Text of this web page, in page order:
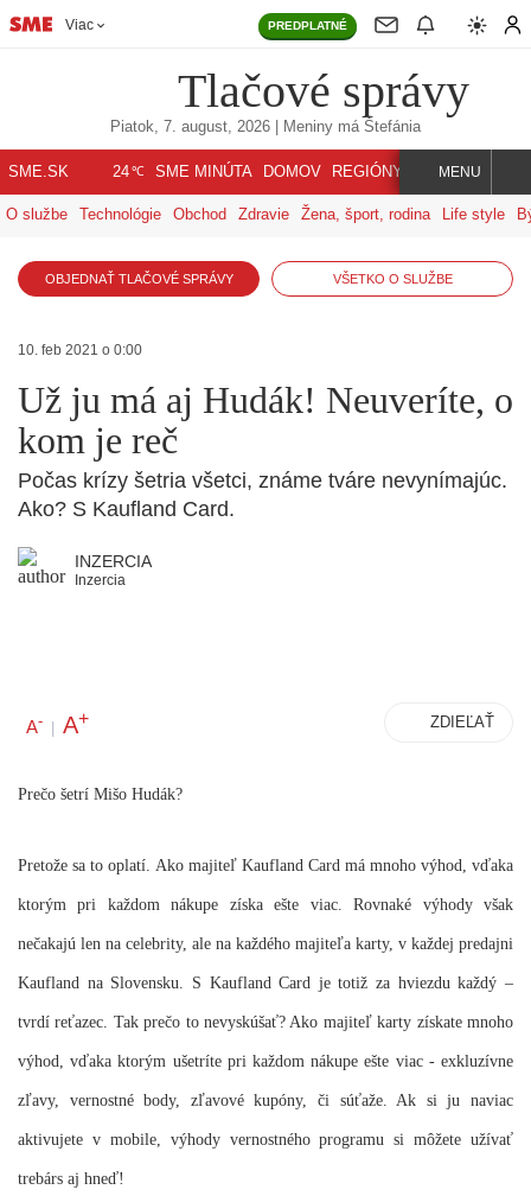
Viac PREDPLATNÉ
Tlačové správy
Piatok, 7. august, 2026 | Meniny má Štefánia
SME.SK 24℃ SME MINÚTA DOMOV REGIÓNY INDEX SVET
MENU
O službe Technológie Obchod Zdravie Žena, šport, rodina Life style
OBJEDNAŤ TLAČOVÉ SPRÁVY VŠETKO O SLUŽBE
10. feb 2021 o 0:00
Už ju má aj Hudák! Neuveríte, o
kom je reč
Počas krízy šetria všetci, známe tváre nevynímajúc.
Ako? S Kaufland Card.
INZERCIA
Inzercia
A- | A+ ZDIEĽAŤ
Prečo šetrí Mišo Hudák?
Pretože sa to oplatí Ako majiteľ Kaufland Card má mnoho výhod, vďaka
ktorým pri každom nákupe získa ešte viac. Rovnaké výhody však
nečakajú len na celebrity, ale na každého majiteľa karty, v každej predajni
Kaufland na Slovensku. S Kaufland Card je totiž za hviezdu každý –
tvrdí reťazec. Tak prečo to nevyskúšať? Ako majiteľ karty získate mnoho
výhod, vďaka ktorým ušetríte pri každom nákupe ešte viac - exkluzívne
zľavy, vernostné body, zľavové kupóny, či súťaže. Ak si ju naviac
aktivujete v mobile, výhody vernostného programu si môžete užívať
trebárs aj hneď!